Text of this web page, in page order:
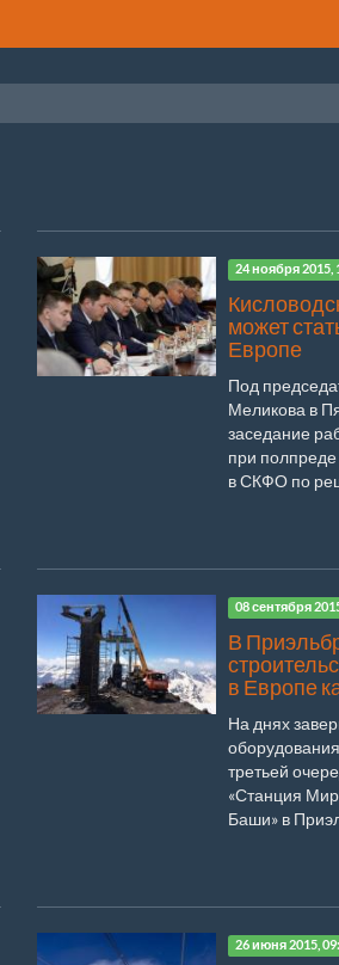
24 ноября 2015,
может
Европе
Под
Меликова в
заседание
при
в СКФО по
08 сентября
В
в Европе
На днях
третьей
«Станция
Баши» в
26 июня 2015,